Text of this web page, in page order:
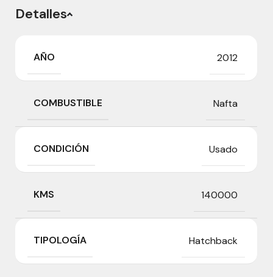
Detalles
AÑO 2012
COMBUSTIBLE Nafta
CONDICIÓN Usado
KMS 140000
TIPOLOGÍA Hatchback